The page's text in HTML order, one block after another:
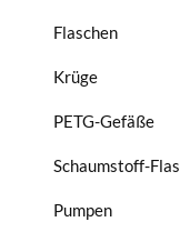
Flaschen
Krüge
PETG-Gefäße
Schaumstoff-
Pumpen